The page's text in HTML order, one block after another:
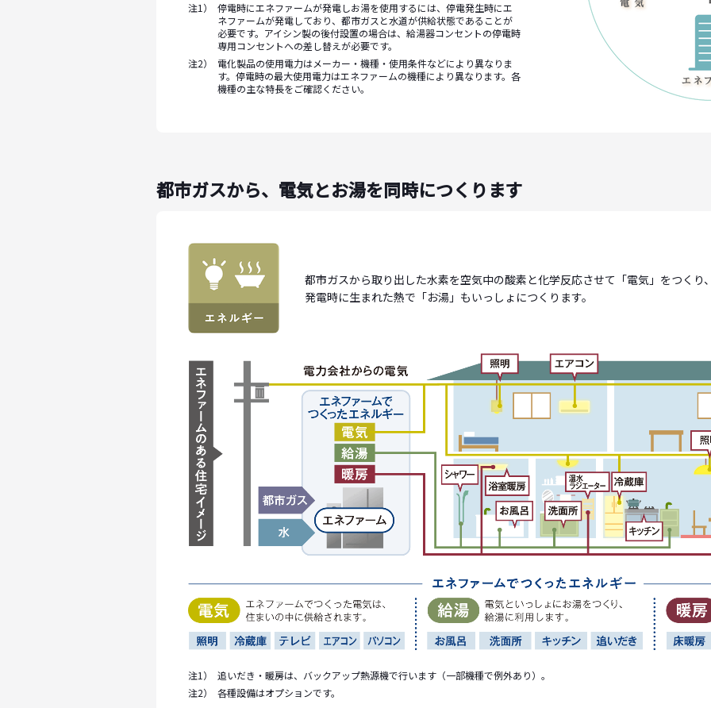
注1）
停電時にエネファームが発電しお湯を使用するには、停電発生時にエ
ネファームが発電しており、都市ガスと水道が供給状態であることが
必要です。アイシン製の後付設置の場合は、給湯器コンセントの停電時
専用コンセントへの差し替えが必要です。
注2）
電化製品の使用電力はメーカー・機種・使用条件などにより異なりま
す。停電時の最大使用電力はエネファームの機種により異なります。各
機種の主な特長をご確認ください。
都市ガスから、電気とお湯を同時につくります
都市ガスから取り出した水素を空気中の酸素と化学反応させて「電気」をつくり
発電時に生まれた熱で「お湯」もいっしょにつくります。
注1）
追いだき・暖房は、バックアップ熱源機で行います（一部機種で例外あり）。
注2）
各種設備はオプションです。